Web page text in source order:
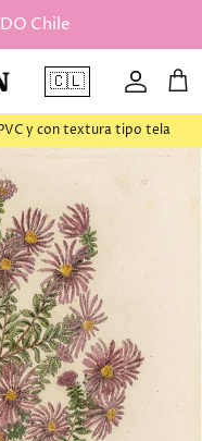
Chile
🇨🇱 Cuenta
y con textura tipo tela